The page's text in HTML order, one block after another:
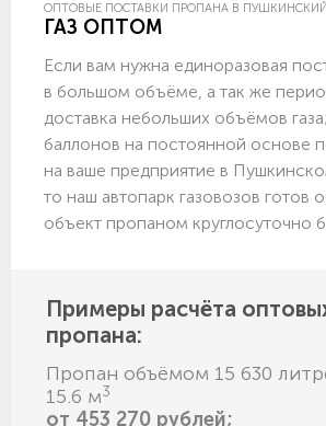
ОПТОВЫЕ ПОСТАВКИ ПРОПАНА В
ГАЗ ОПТОМ
Если вам нужна единоразовая
в большом объёме, а так же
доставка небольших объёмов
баллонов на постоянной основе
на ваше предприятие в
то наш автопарк газовозов готов
объект пропаном круглосуточно
Примеры расчёта
пропана:
Пропан объёмом 15 630
15.6 м3
от 453 270 рублей;